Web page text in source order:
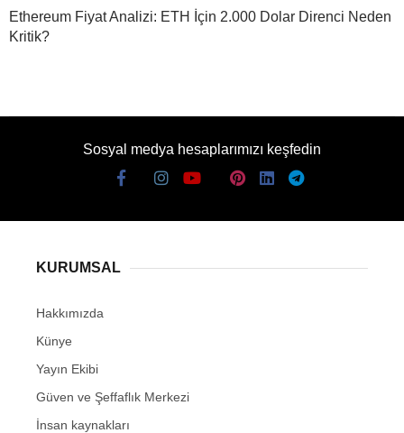
Ethereum Fiyat Analizi: ETH İçin 2.000 Dolar Direnci Neden
Kritik?
Sosyal medya hesaplarımızı keşfedin
KURUMSAL
Hakkımızda
Künye
Yayın Ekibi
Güven ve Şeffaflık Merkezi
İnsan kaynakları